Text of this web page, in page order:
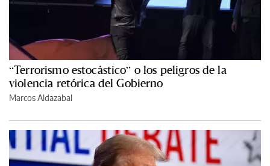
“Terrorismo estocástico” o los peligros de la
violencia retórica del Gobierno
Marcos Aldazabal